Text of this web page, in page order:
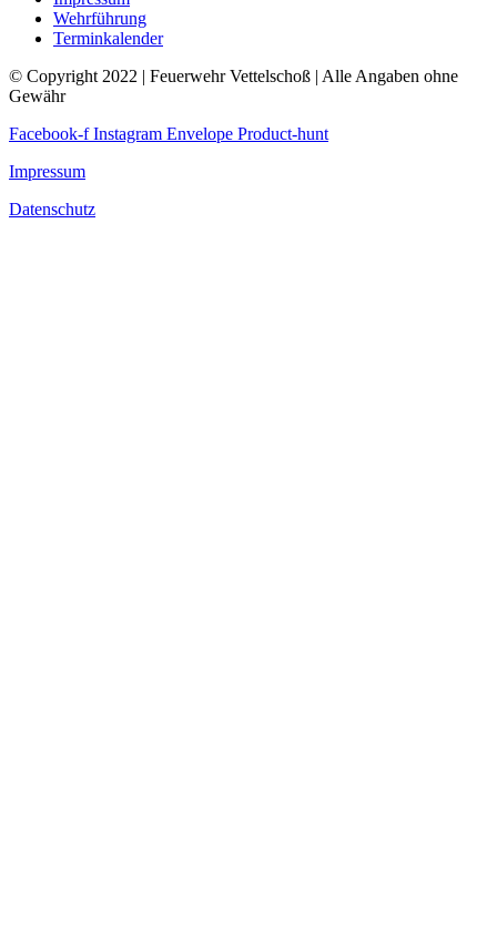
Wehrführung
Terminkalender
© Copyright 2022 | Feuerwehr Vettelschoß | Alle Angaben ohne
Gewähr
Facebook-f Instagram Envelope Product-hunt
Impressum
Datenschutz